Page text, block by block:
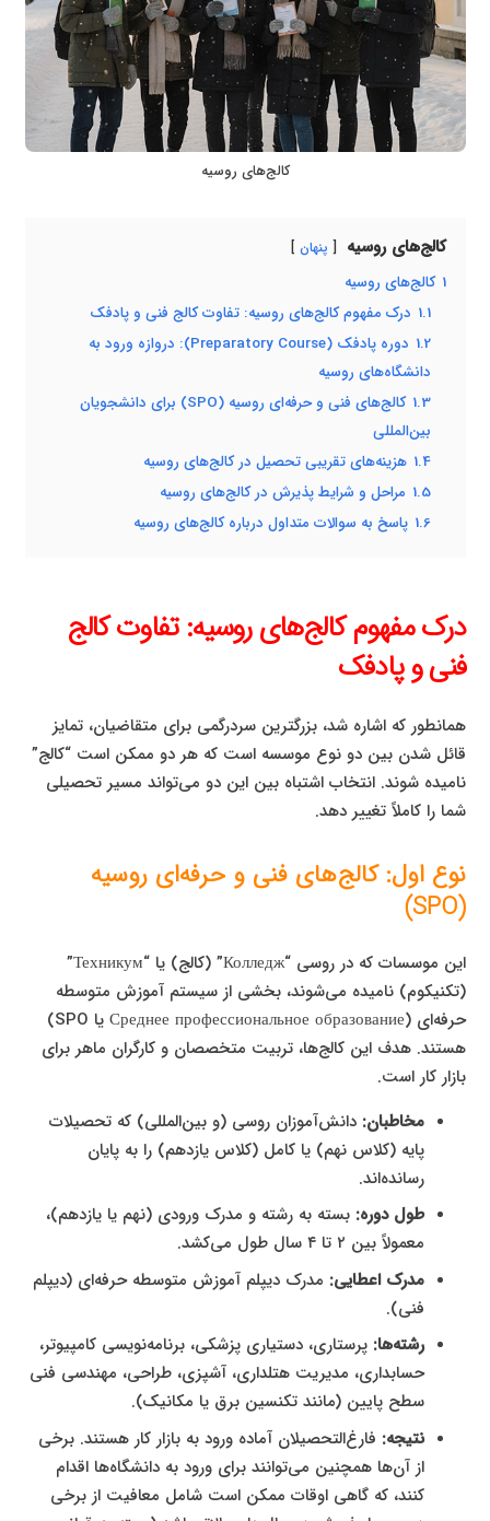
کالج‌های روسیه
کالج‌های روسیه پنهان
1 کالج‌های روسیه
1.1 درک مفهوم کالج‌های روسیه: تفاوت کالج فنی و پادفک
1.2
دوره پادفک (Preparatory Course): دروازه ورود به
دانشگاه‌های روسیه
1.3
کالج‌های فنی و حرفه‌ای روسیه (SPO) برای دانشجویان
بین‌المللی
1.4 هزینه‌های تقریبی تحصیل در کالج‌های روسیه
1.5 مراحل و شرایط پذیرش در کالج‌های روسیه
1.6 پاسخ به سوالات متداول درباره کالج‌های روسیه
درک مفهوم کالج‌های روسیه: تفاوت کالج
فنی و پادفک
همانطور که اشاره شد، بزرگترین سردرگمی برای متقاضیان، تمایز
قائل شدن بین دو نوع موسسه است که هر دو ممکن است “کالج”
نامیده شوند. انتخاب اشتباه بین این دو می‌تواند مسیر تحصیلی
شما را کاملاً تغییر دهد.
نوع اول: کالج‌های فنی و حرفه‌ای روسیه
(SPO)
این موسسات که در روسی “Колледж” (کالج) یا “Техникум”
(تکنیکوم) نامیده می‌شوند، بخشی از سیستم آموزش متوسطه
حرفه‌ای (Среднее профессиональное образование یا SPO)
هستند. هدف این کالج‌ها، تربیت متخصصان و کارگران ماهر برای
بازار کار است.
مخاطبان: دانش‌آموزان روسی (و بین‌المللی) که تحصیلات
پایه (کلاس نهم) یا کامل (کلاس یازدهم) را به پایان
رسانده‌اند.
طول دوره: بسته به رشته و مدرک ورودی (نهم یا یازدهم)،
معمولاً بین ۲ تا ۴ سال طول می‌کشد.
مدرک اعطایی: مدرک دیپلم آموزش متوسطه حرفه‌ای (دیپلم
فنی).
رشته‌ها: پرستاری، دستیاری پزشکی، برنامه‌نویسی کامپیوتر،
حسابداری، مدیریت هتلداری، آشپزی، طراحی، مهندسی فنی
سطح پایین (مانند تکنسین برق یا مکانیک).
نتیجه: فارغ‌التحصیلان آماده ورود به بازار کار هستند. برخی
از آن‌ها همچنین می‌توانند برای ورود به دانشگاه‌ها اقدام
کنند، که گاهی اوقات ممکن است شامل معافیت از برخی